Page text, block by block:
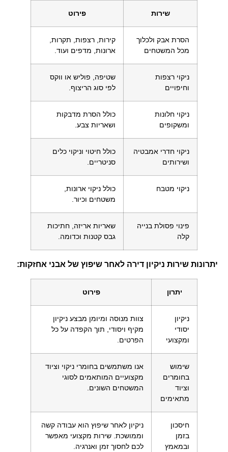
שירות פירוט
הסרת אבק ולכלוך
מכל המשטחים
קירות, רצפות, תקרות,
ארונות, מדפים ועוד.
ניקוי רצפות
וחיפויים
שטיפה, פוליש או ווקס
לפי סוג הריצוף.
ניקוי חלונות
ומשקופים
כולל הסרת מדבקות
ושאריות צבע.
ניקוי חדרי אמבטיה
ושירותים
כולל חיטוי וניקוי כלים
סניטריים.
ניקוי מטבח
כולל ניקוי ארונות,
משטחים וכיור.
פינוי פסולת בנייה
קלה
שאריות אריזה, חתיכות
גבס קטנות וכדומה.
יתרונות שירות ניקיון דירה לאחר שיפוץ של אבני אחזקות:
יתרון פירוט
ניקיון
יסודי
ומקצועי
צוות מנוסה ומיומן מבצע ניקיון
מקיף ויסודי, תוך הקפדה על כל
הפרטים.
שימוש
בחומרים
וציוד
מתאימים
אנו משתמשים בחומרי ניקוי וציוד
מקצועיים המותאמים לסוגי
המשטחים השונים.
חיסכון
בזמן
ובמאמץ
ניקיון לאחר שיפוץ הוא עבודה קשה
וממושכת. שירות מקצועי מאפשר
לכם לחסוך זמן ואנרגיה.